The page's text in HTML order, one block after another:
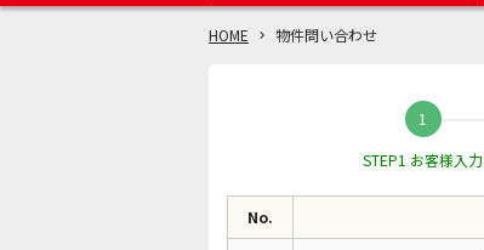
HOME 物件問い合わせ
STEP1 お客様入力
No.